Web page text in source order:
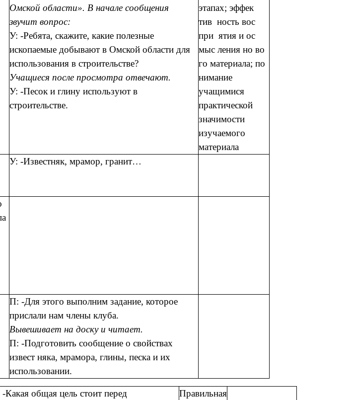
Омской области». В начале сообщения
звучит вопрос:
У: -Ребята, скажите, какие полезные
ископаемые добывают в Омской области для
использования в строительстве?
Учащиеся после просмотра отвечают.
У: -Песок и глину используют в
строительстве.
этапах; эффек
тив ность вос
при ятия и ос
мыс ления но во
го материала; по
нимание
учащимися
практической
значимости
изучаемого
материала
У: -Известняк, мрамор, гранит…
П: -Для этого выполним задание, которое
прислали нам члены клуба.
Вывешивает на доску и читает.
П: -Подготовить сообщение о свойствах
извест няка, мрамора, глины, песка и их
использовании.
Какая общая цель стоит перед
Правильная